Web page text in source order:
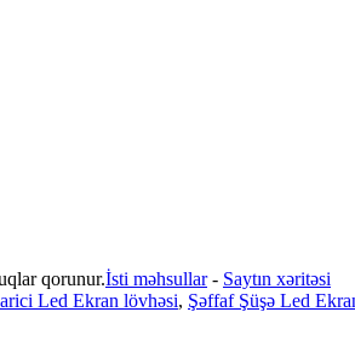
qorunur.İsti məhsullar- Saytın xəritəsi
Led Ekran lövhəsi, Şəffaf Şüşə Led